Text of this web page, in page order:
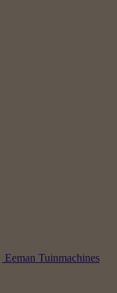
Eeman Tuinmachines